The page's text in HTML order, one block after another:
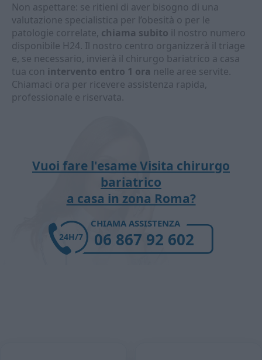
Non aspettare: se ritieni di aver bisogno di una
valutazione specialistica per l’obesità o per le
patologie correlate, chiama subito il nostro numero
disponibile H24. Il nostro centro organizzerà il triage
e, se necessario, invierà il chirurgo bariatrico a casa
tua con intervento entro 1 ora nelle aree servite.
Chiamaci ora per ricevere assistenza rapida,
professionale e riservata.
Vuoi fare l'esame Visita chirurgo
bariatrico
a casa in zona Roma?
CHIAMA ASSISTENZA
06 867 92 602
24H/7